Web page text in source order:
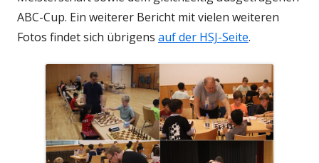
ABC-Cup. Ein weiterer Bericht mit vielen weiteren
Fotos findet sich übrigens auf der HSJ-Seite.